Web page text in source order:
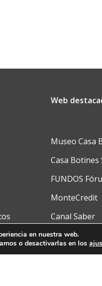
Web
Museo Casa
Casa Botines
FUNDOS
MonteCredit
Canal Saber
FUNDOS
Saber Media
en nuestra web.
o desactivarlas en los